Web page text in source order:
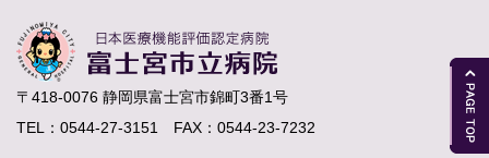
〒418-0076 静岡県富士宮市錦町3番1号
TEL：0544-27-3151 FAX：0544-23-7232